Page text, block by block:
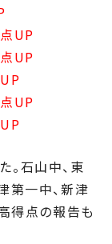
UP
UP
UP
石山中、東
第一中、新津
得点の報告も